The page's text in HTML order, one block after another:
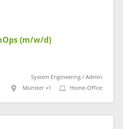
(m/w/d)
System Engineering / Admin
Münster +1
Home-Office